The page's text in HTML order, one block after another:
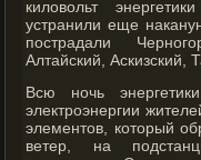
киловольт
устранили еще
пострадали
Алтайский,
Всю ночь
электроэнергии
элементов, который
ветер, на